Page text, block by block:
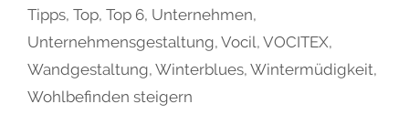
Tipps, Top, Top 6, Unternehmen,
Unternehmensgestaltung, Vocil, VOCITEX,
Wandgestaltung, Winterblues, Wintermüdigkeit,
Wohlbefinden steigern